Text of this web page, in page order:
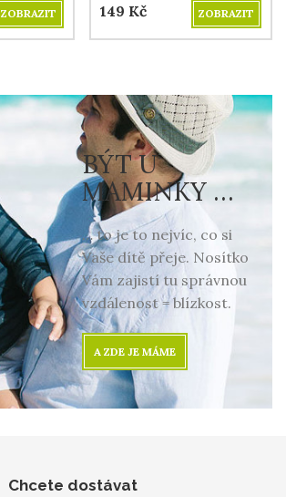
ZOBRAZIT 149 Kč ZOBRAZIT
BÝT U
MAMINKY …
… to je to nejvíc, co si
Vaše dítě přeje. Nosítko
Vám zajistí tu správnou
vzdálenost = blízkost.
A ZDE JE MÁME
Chcete dostávat